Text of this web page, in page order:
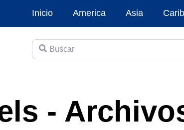
Inicio America Asia
Buscar
-